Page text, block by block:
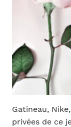
Gatineau,
privées de ce